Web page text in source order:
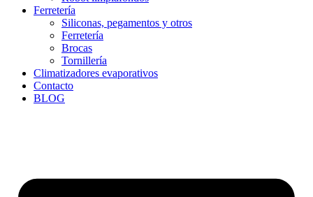
Ferretería
Siliconas, pegamentos y otros
Ferretería
Brocas
Tornillería
Climatizadores evaporativos
Contacto
BLOG